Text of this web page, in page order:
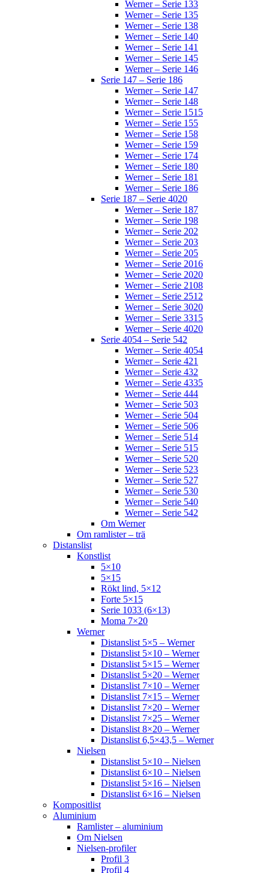
Werner – Serie 133
Werner – Serie 135
Werner – Serie 138
Werner – Serie 140
Werner – Serie 141
Werner – Serie 145
Werner – Serie 146
Serie 147 – Serie 186
Werner – Serie 147
Werner – Serie 148
Werner – Serie 1515
Werner – Serie 155
Werner – Serie 158
Werner – Serie 159
Werner – Serie 174
Werner – Serie 180
Werner – Serie 181
Werner – Serie 186
Serie 187 – Serie 4020
Werner – Serie 187
Werner – Serie 198
Werner – Serie 202
Werner – Serie 203
Werner – Serie 205
Werner – Serie 2016
Werner – Serie 2020
Werner – Serie 2108
Werner – Serie 2512
Werner – Serie 3020
Werner – Serie 3315
Werner – Serie 4020
Serie 4054 – Serie 542
Werner – Serie 4054
Werner – Serie 421
Werner – Serie 432
Werner – Serie 4335
Werner – Serie 444
Werner – Serie 503
Werner – Serie 504
Werner – Serie 506
Werner – Serie 514
Werner – Serie 515
Werner – Serie 520
Werner – Serie 523
Werner – Serie 527
Werner – Serie 530
Werner – Serie 540
Werner – Serie 542
Om Werner
Om ramlister – trä
Distanslist
Konstlist
5×10
5×15
Rökt lind, 5×12
Forte 5×15
Serie 1033 (6×13)
Moma 7×20
Werner
Distanslist 5×5 – Werner
Distanslist 5×10 – Werner
Distanslist 5×15 – Werner
Distanslist 5×20 – Werner
Distanslist 7×10 – Werner
Distanslist 7×15 – Werner
Distanslist 7×20 – Werner
Distanslist 7×25 – Werner
Distanslist 8×20 – Werner
Distanslist 6,5×43,5 – Werner
Nielsen
Distanslist 5×10 – Nielsen
Distanslist 6×10 – Nielsen
Distanslist 5×16 – Nielsen
Distanslist 6×16 – Nielsen
Kompositlist
Aluminium
Ramlister – aluminium
Om Nielsen
Nielsen-profiler
Profil 3
Profil 4